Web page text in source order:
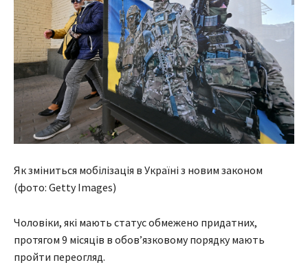
Як зміниться мобілізація в Україні з новим законом
(фото: Getty Images)
Чоловіки, які мають статус обмежено придатних,
протягом 9 місяців в обов’язковому порядку мають
пройти переогляд.